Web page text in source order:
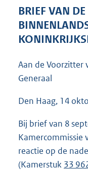
BRIEF VAN
Aan de Voorzitter
Generaal
Den Haag, 14
Bij brief van 8
Kamercommissie
reactie op de
(Kamerstuk 33